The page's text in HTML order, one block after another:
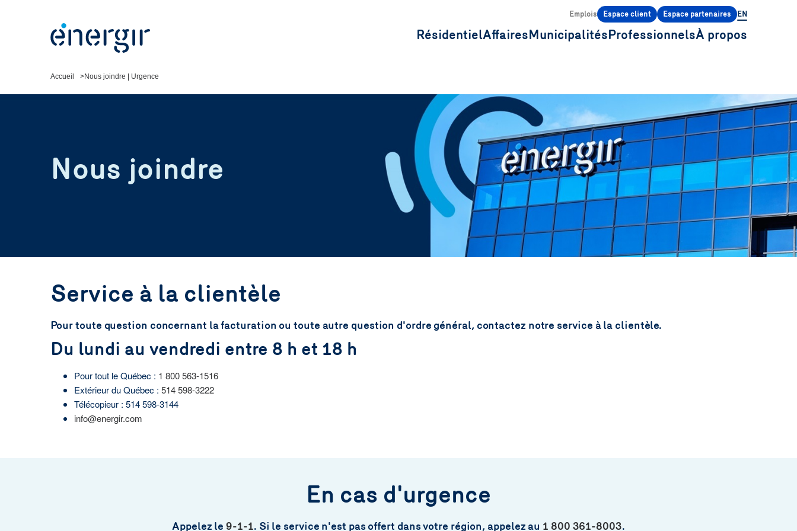
Emplois Espace client Espace partenaires EN
RésidentielAffairesMunicipalitésProfessionnelsÀ propos
Accueil Nous joindre | Urgence
Nous joindre
Service à la clientèle
Pour toute question concernant la facturation ou toute autre question d'ordre général, contactez notre service à la clientèle.
Du lundi au vendredi entre 8 h et 18 h
Pour tout le Québec : 1 800 563-1516
Extérieur du Québec : 514 598-3222
Télécopieur : 514 598-3144
info@energir.com
En cas d'urgence
Appelez le9-1-1. Si le service n'est pas offert dans votre région, appelez au 1 800 361-8003.